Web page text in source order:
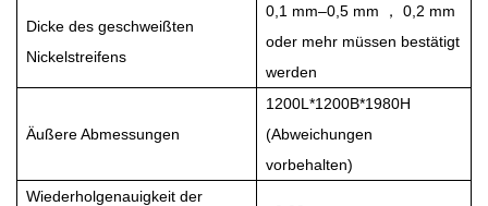
Dicke des geschweißten
Nickelstreifens
0,1 mm–0,5 mm ， 0,2 mm
oder mehr müssen bestätigt
werden
Äußere Abmessungen
1200L*1200B*1980H
(Abweichungen
vorbehalten)
Wiederholgenauigkeit der